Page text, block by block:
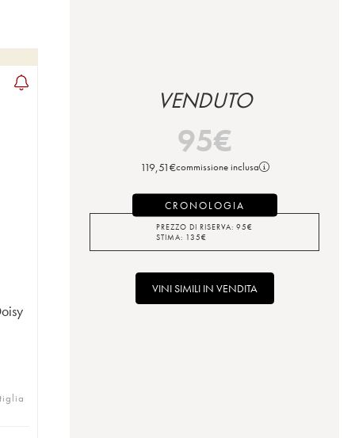
VENDUTO
95€
119,51€commissione inclusa
CRONOLOGIA
PREZZO DI RISERVA: 95€
STIMA: 135€
VINI SIMILI IN VENDITA